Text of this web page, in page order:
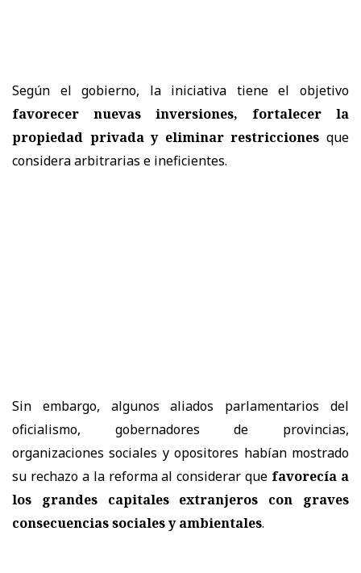
Según el gobierno, la iniciativa tiene el objetivo
favorecer nuevas inversiones, fortalecer la
propiedad privada y eliminar restricciones que
considera arbitrarias e ineficientes.
Sin embargo, algunos aliados parlamentarios del
oficialismo, gobernadores de provincias,
organizaciones sociales y opositores habían mostrado
su rechazo a la reforma al considerar que favorecía a
los grandes capitales extranjeros con graves
consecuencias sociales y ambientales.